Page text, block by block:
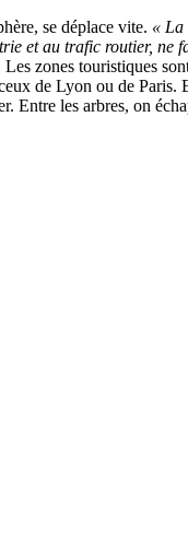
se déplace vite. « La
et au trafic routier, ne
zones touristiques
de Lyon ou de
Entre les arbres, on